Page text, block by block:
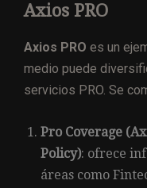
Axios PRO
Axios PRO es un
medio puede
servicios PRO. Se
Pro Coverage
Policy): ofrece
áreas como